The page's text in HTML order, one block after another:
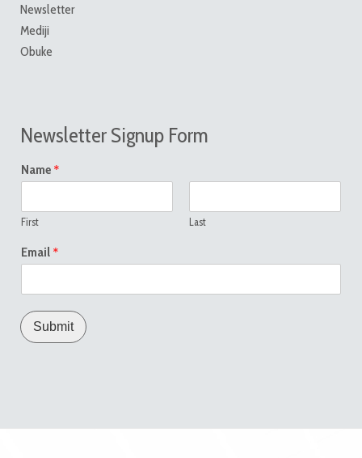
Newsletter
Mediji
Obuke
Newsletter Signup Form
Name *
First Last
Email *
Submit